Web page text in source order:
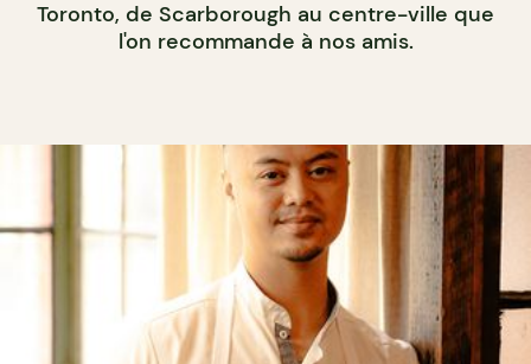
Toronto, de Scarborough au centre-ville que
l'on recommande à nos amis.